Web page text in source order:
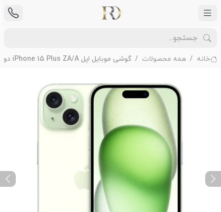
خانه همه محصولات گوشی موبایل اپل iPhone 15 Plus ZA/A دو سیم کارت ظرفیت 128 گیگابایت رم 6 گیگابایت - Not Active
Previous